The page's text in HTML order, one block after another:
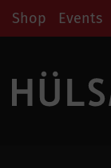
Shop Events